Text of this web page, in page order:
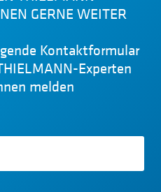
GERNE WEITER
Kontaktformular
Experten
melden